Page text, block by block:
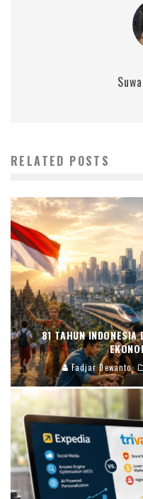
RELATED POSTS
81 TAHUN INDONESIA
Fadjar Dewanto